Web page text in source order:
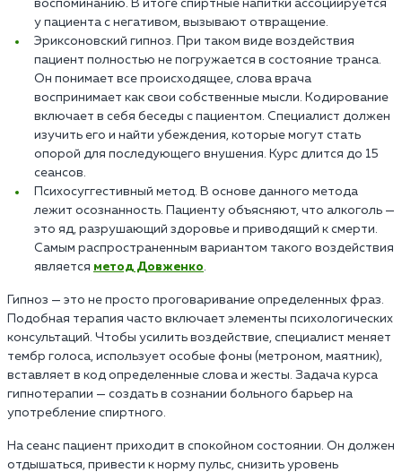
воспоминанию. В итоге спиртные напитки ассоциируется
у пациента с негативом, вызывают отвращение.
Эриксоновский гипноз. При таком виде воздействия
пациент полностью не погружается в состояние транса.
Он понимает все происходящее, слова врача
воспринимает как свои собственные мысли. Кодирование
включает в себя беседы с пациентом. Специалист должен
изучить его и найти убеждения, которые могут стать
опорой для последующего внушения. Курс длится до 15
сеансов.
Психосуггестивный метод. В основе данного метода
лежит осознанность. Пациенту объясняют, что алкоголь —
это яд, разрушающий здоровье и приводящий к смерти.
Самым распространенным вариантом такого воздействия
является метод Довженко
Гипноз — это не просто проговаривание определенных фраз.
Подобная терапия часто включает элементы психологических
консультаций. Чтобы усилить воздействие, специалист меняет
тембр голоса, использует особые фоны (метроном, маятник),
вставляет в код определенные слова и жесты. Задача курса
гипнотерапии — создать в сознании больного барьер на
употребление спиртного.
На сеанс пациент приходит в спокойном состоянии. Он должен
отдышаться, привести к норму пульс, снизить уровень